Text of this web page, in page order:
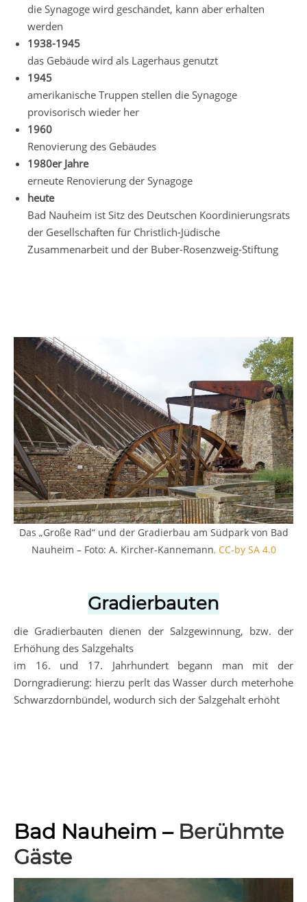
die Synagoge wird geschändet, kann aber erhalten
werden
1938-1945
das Gebäude wird als Lagerhaus genutzt
1945
amerikanische Truppen stellen die Synagoge
provisorisch wieder her
1960
Renovierung des Gebäudes
1980er Jahre
erneute Renovierung der Synagoge
heute
Bad Nauheim ist Sitz des Deutschen Koordinierungsrats
der Gesellschaften für Christlich-Jüdische
Zusammenarbeit und der Buber-Rosenzweig-Stiftung
Das „Große Rad“ und der Gradierbau am Südpark von Bad
Nauheim – Foto: A. Kircher-Kannemann, CC-by SA 4.0
Gradierbauten
die Gradierbauten dienen der Salzgewinnung, bzw. der
Erhöhung des Salzgehalts
im 16. und 17. Jahrhundert begann man mit der
Dorngradierung: hierzu perlt das Wasser durch meterhohe
Schwarzdornbündel, wodurch sich der Salzgehalt erhöht
Bad Nauheim – Berühmte
Gäste